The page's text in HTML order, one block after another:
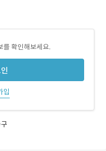
를 확인해보세요.
입